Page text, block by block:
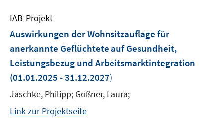
IAB-Projekt
Auswirkungen der Wohnsitzauflage für
anerkannte Geflüchtete auf Gesundheit,
Leistungsbezug und Arbeitsmarktintegration
(01.01.2025 - 31.12.2027)
Jaschke, Philipp; Goßner, Laura;
Link zur Projektseite